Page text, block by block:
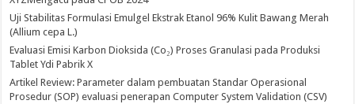
Uji Stabilitas Formulasi Emulgel Ekstrak Etanol 96% Kulit Bawang Merah
(Allium cepa L.)
Evaluasi Emisi Karbon Dioksida (Co₂) Proses Granulasi pada Produksi
Tablet Ydi Pabrik X
Artikel Review: Parameter dalam pembuatan Standar Operasional
Prosedur (SOP) evaluasi penerapan Computer System Validation (CSV)